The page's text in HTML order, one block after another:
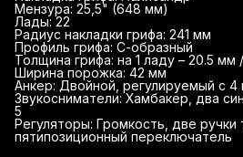
Мензура: 25,5" (648 мм)
Лады: 22
Радиус накладки грифа: 241 мм
Профиль грифа: С-образный
Толщина грифа: на 1 ладу – 20.5 мм
Ширина порожка: 42 мм
Анкер: Двойной, регулируемый с
Звукосниматели: Хамбакер, два
5
Регуляторы: Громкость, две ручки
пятипозиционный переключатель